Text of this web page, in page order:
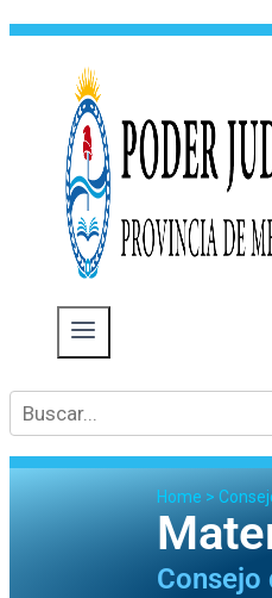
Home >
Consejo